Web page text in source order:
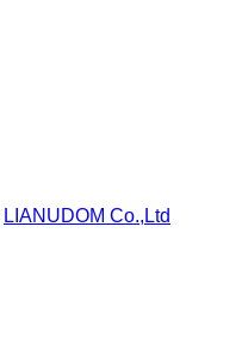
LIANUDOM Co.,Ltd